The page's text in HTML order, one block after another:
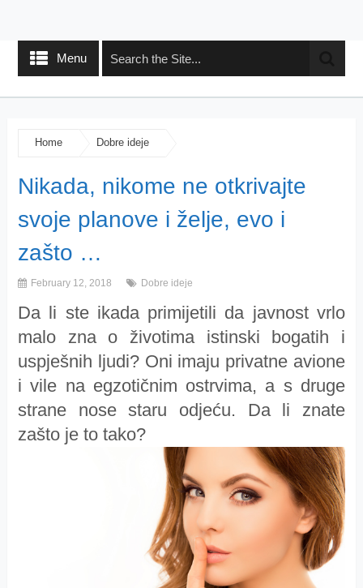
Menu
Home Dobre ideje
Nikada, nikome ne otkrivajte
svoje planove i želje, evo i
zašto …
February 12, 2018 Dobre ideje
Da li ste ikada primijetili da javnost vrlo
malo zna o životima istinski bogatih i
uspješnih ljudi? Oni imaju privatne avione
i vile na egzotičnim ostrvima, a s druge
strane nose staru odjeću. Da li znate
zašto je to tako?